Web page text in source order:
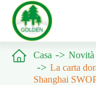
 Casa Novità
La carta
Shanghai